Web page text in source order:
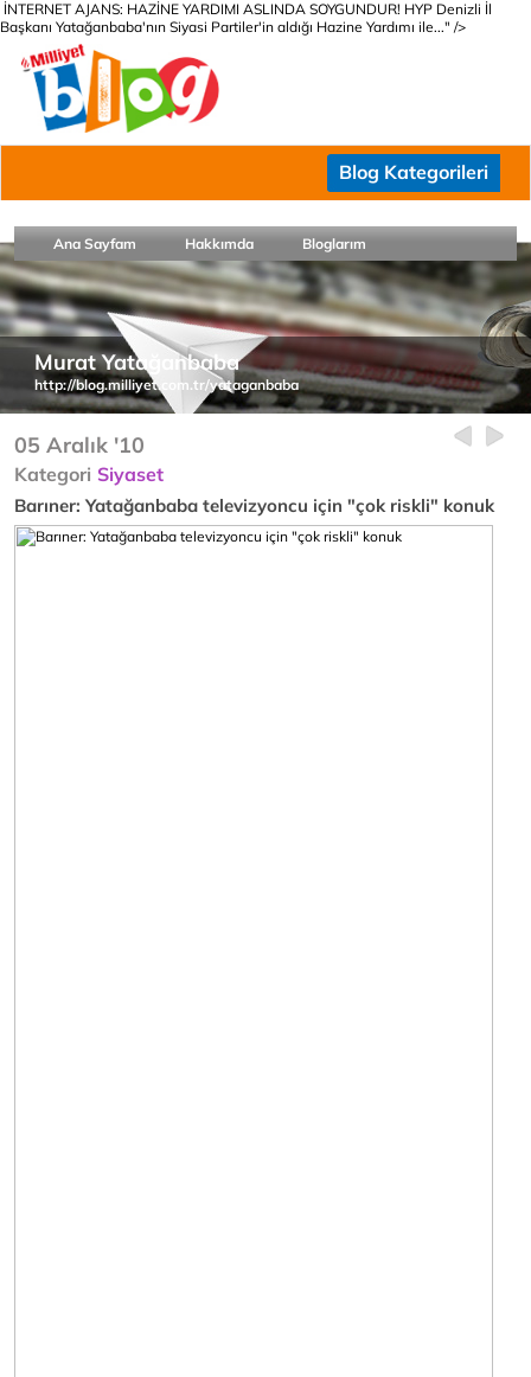
İNTERNET AJANS: HAZİNE YARDIMI ASLINDA SOYGUNDUR! HYP Denizli İl
Başkanı Yatağanbaba'nın Siyasi Partiler'in aldığı Hazine Yardımı ile..." />
Blog Kategorileri
Ana Sayfam Hakkımda Bloglarım
Murat Yatağanbaba
http://blog.milliyet.com.tr/yataganbaba
05 Aralık '10
Kategori Siyaset
Barıner: Yatağanbaba televizyoncu için "çok riskli" konuk